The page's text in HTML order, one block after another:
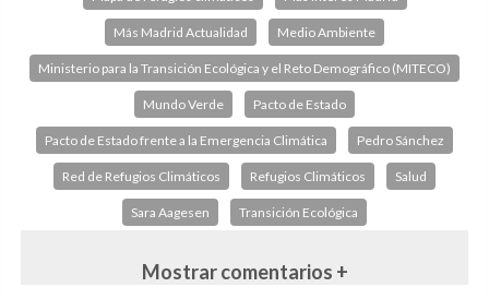
Más Madrid Actualidad Medio Ambiente
Ministerio para la Transición Ecológica y el Reto Demográfico (MITECO)
Mundo Verde Pacto de Estado
Pacto de Estado frente a la Emergencia Climática Pedro Sánchez
Red de Refugios Climáticos Refugios Climáticos Salud
Sara Aagesen Transición Ecológica
Mostrar comentarios +